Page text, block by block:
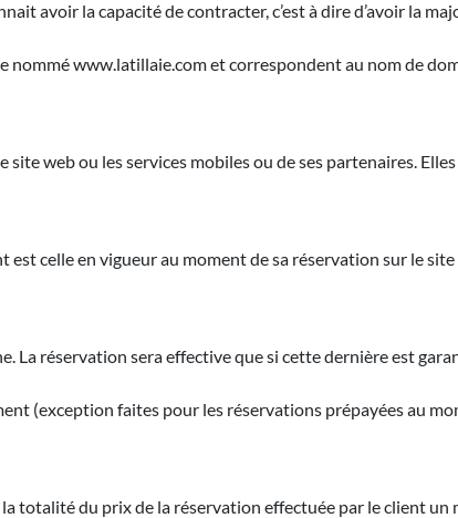
avoir la capacité de contracter, c’est à dire d’avoir la
nommé www.latillaie.com et correspondent au nom de
web ou les services mobiles ou de ses partenaires.
celle en vigueur au moment de sa réservation sur le
La réservation sera effective que si cette dernière est
(exception faites pour les réservations prépayées au
totalité du prix de la réservation effectuée par le client un